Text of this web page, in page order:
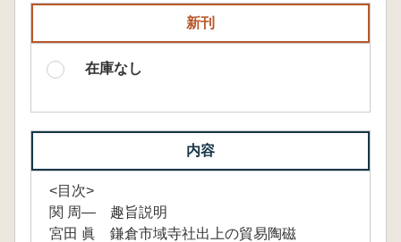
新刊
在庫なし
内容
<目次>
関 周― 趣旨説明
宮田 眞 鎌倉市域寺社出上の貿易陶磁